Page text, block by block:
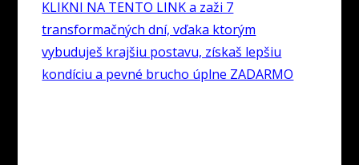
KLIKNI NA TENTO LINK a zaži 7
transformačných dní, vďaka ktorým
vybuduješ krajšiu postavu, získaš lepšiu
kondíciu a pevné brucho úplne ZADARMO